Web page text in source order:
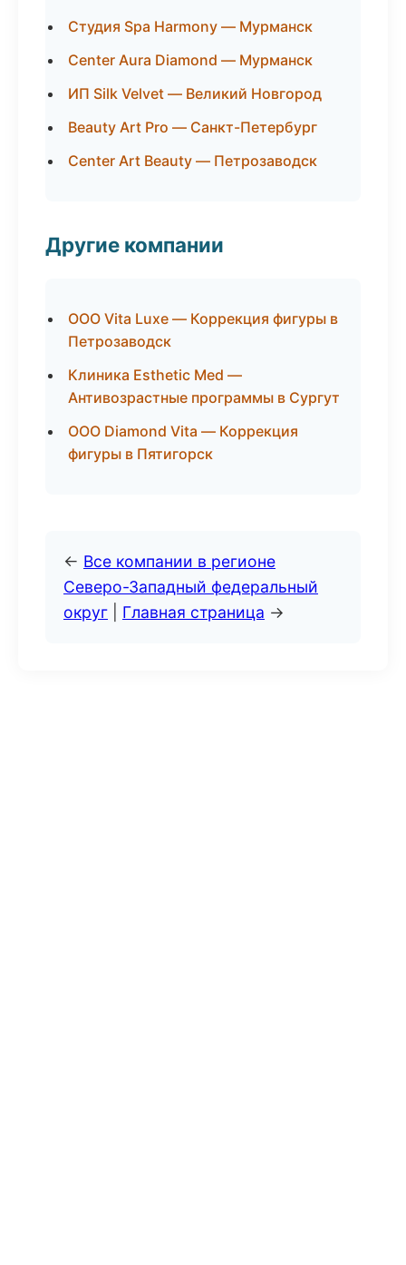
Студия Spa Harmony — Мурманск
Center Aura Diamond — Мурманск
ИП Silk Velvet — Великий Новгород
Beauty Art Pro — Санкт-Петербург
Center Art Beauty — Петрозаводск
Другие компании
ООО Vita Luxe — Коррекция фигуры в
Петрозаводск
Клиника Esthetic Med —
Антивозрастные программы в Сургут
ООО Diamond Vita — Коррекция
фигуры в Пятигорск
← Все компании в регионе
Северо-Западный федеральный
округ
Главная страница →